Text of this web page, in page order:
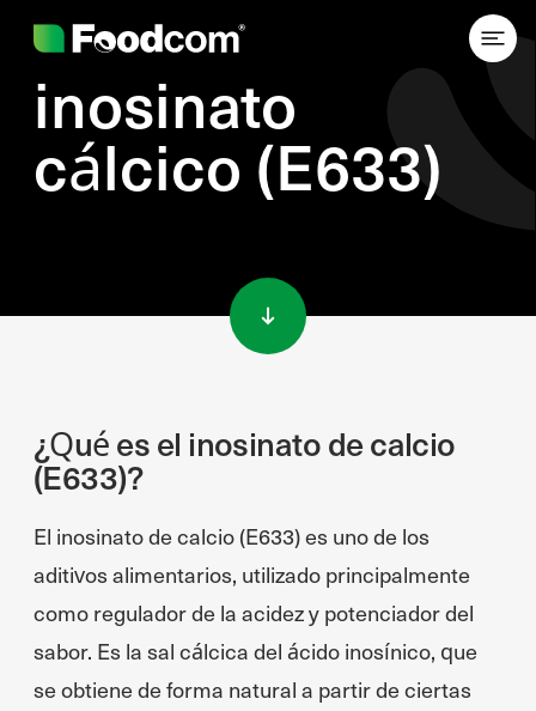
inosinato
cálcico (E633)
¿Qué es el inosinato de calcio
(E633)?
El inosinato de calcio (E633) es uno de los
aditivos alimentarios, utilizado principalmente
como regulador de la acidez y potenciador del
sabor. Es la sal cálcica del ácido inosínico, que
se obtiene de forma natural a partir de ciertas